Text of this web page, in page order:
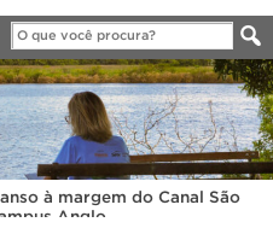
Legislação
Canais
à margem do Canal São
Anglo